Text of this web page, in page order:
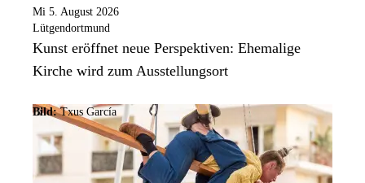
Mi 5. August 2026
Lütgendortmund
Kunst eröffnet neue Perspektiven: Ehemalige
Kirche wird zum Ausstellungsort
Bild: Txus García